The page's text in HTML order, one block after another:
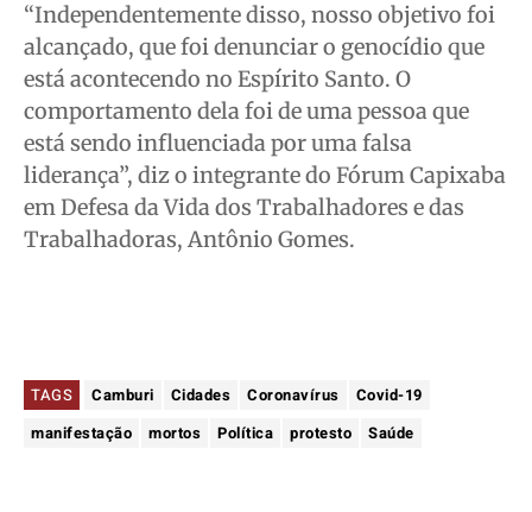
“Independentemente disso, nosso objetivo foi
alcançado, que foi denunciar o genocídio que
está acontecendo no Espírito Santo. O
comportamento dela foi de uma pessoa que
está sendo influenciada por uma falsa
liderança”, diz o integrante do Fórum Capixaba
em Defesa da Vida dos Trabalhadores e das
Trabalhadoras, Antônio Gomes.
TAGS Camburi Cidades Coronavírus
Covid-19
manifestação
mortos Política protesto Saúde